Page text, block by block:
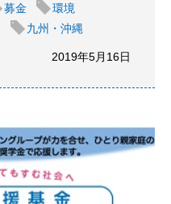
募金
環境
九州・沖縄
2019年5月16日